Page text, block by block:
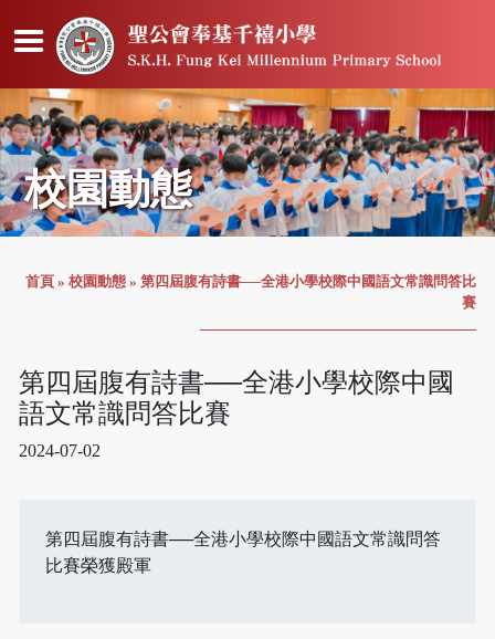
校園動態
首頁 » 校園動態 » 第四屆腹有詩書──全港小學校際中國語文常識問答比
賽
第四屆腹有詩書──全港小學校際中國
語文常識問答比賽
2024-07-02
第四屆腹有詩書──全港小學校際中國語文常識問答
比賽榮獲殿軍